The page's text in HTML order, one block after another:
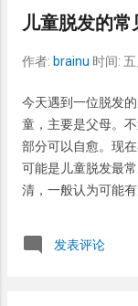
个： <div
码最终决定放在如
href='http://
儿童脱发的常
作者: brainu 时间:
今天遇到一位脱发
童，主要是父母。
部分可以自愈。现
可能是儿童脱发最
清，一般认为可能
点状凹陷。一般表
正常，边缘尚清楚
发表评论